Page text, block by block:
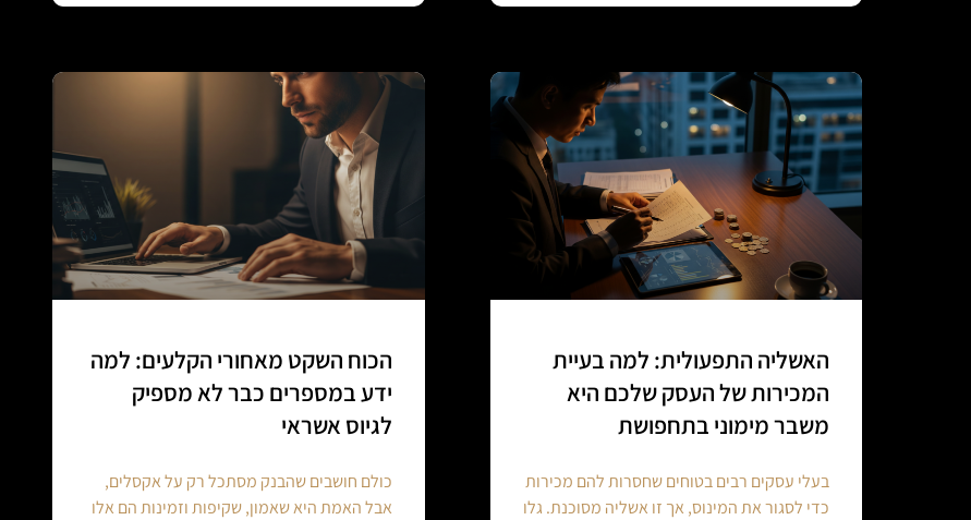
האשליה התפעולית: למה בעיית
המכירות של העסק שלכם היא
משבר מימוני בתחפושת
בעלי עסקים רבים בטוחים שחסרות להם מכירות
כדי לסגור את המינוס, אך זו אשליה מסוכנת. גלו
הכוח השקט מאחורי הקלעים: למה
ידע במספרים כבר לא מספיק
לגיוס אשראי
כולם חושבים שהבנק מסתכל רק על אקסלים,
אבל האמת היא שאמון, שקיפות וזמינות הם אלו